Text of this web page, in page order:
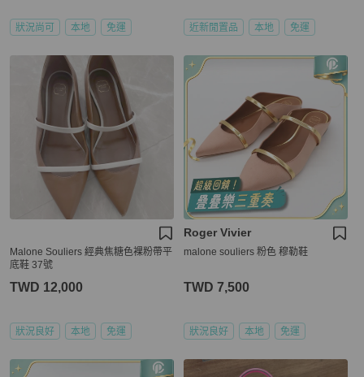
狀況尚可 本地 免運 近新閒置品 本地 免運
Malone Souliers 經典焦糖色裸粉帶平
底鞋 37號
TWD 12,000
狀況良好 本地 免運
Roger Vivier
malone souliers 粉色 穆勒鞋
TWD 7,500
狀況良好 本地 免運